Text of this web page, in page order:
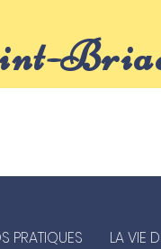
PRATIQUES LA VIE